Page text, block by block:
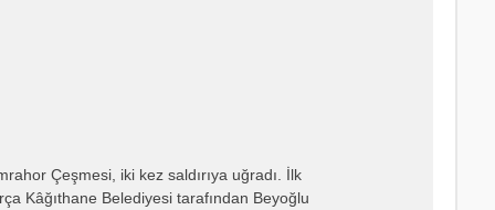
Çeşmesi, iki kez saldırıya uğradı. İlk
Kâğıthane Belediyesi tarafından Beyoğlu